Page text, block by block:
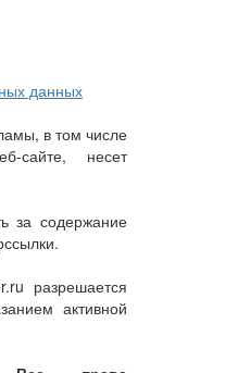
данных
в том числе
сайте, несет
за содержание
разрешается
активной